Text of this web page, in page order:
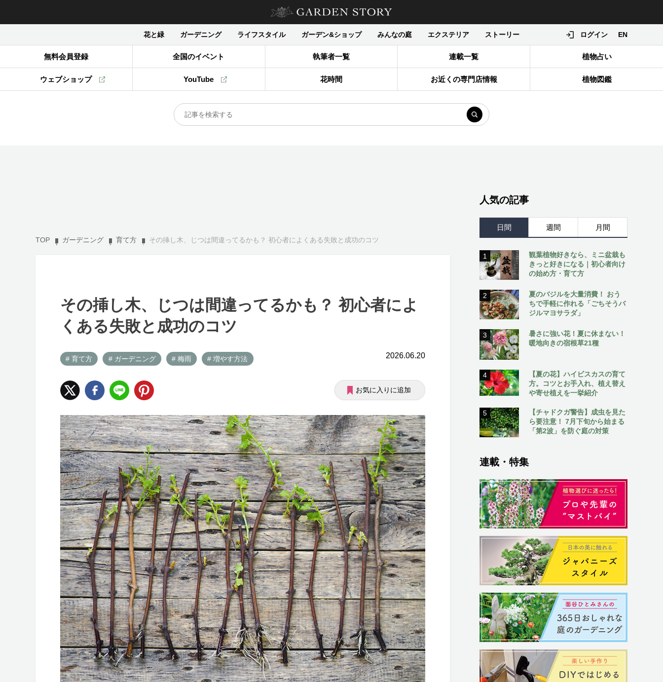
花と緑 ガーデニング ライフスタイル ガーデン&ショップ みんなの庭 エクステリア ストーリー ログイン EN
無料会員登録 全国のイベント 執筆者一覧 連載一覧 植物占い
ウェブショップ YouTube 花時間 お近くの専門店情報 植物図鑑
TOP ガーデニング 育て方 その挿し木、じつは間違ってるかも？ 初心者によくある失敗と成功のコツ
その挿し木、じつは間違ってるかも？ 初心者によ
くある失敗と成功のコツ
# 育て方 # ガーデニング # 梅雨 # 増やす方法 2026.06.20
お気に入りに追加
人気の記事
日間 週間 月間
1
観葉植物好きなら、ミニ盆栽も
きっと好きになる｜初心者向け
の始め方・育て方
2
夏のバジルを大量消費！ おう
ちで手軽に作れる「ごちそうバ
ジルマヨサラダ」
3
暑さに強い花！夏に休まない！
暖地向きの宿根草21種
4
【夏の花】ハイビスカスの育て
方。コツとお手入れ、植え替え
や寄せ植えを一挙紹介
5
【チャドクガ警告】成虫を見た
ら要注意！ 7月下旬から始まる
「第2波」を防ぐ庭の対策
連載・特集